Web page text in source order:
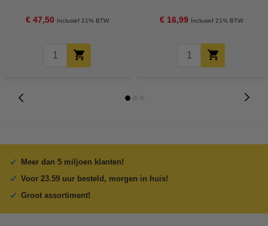
123schoon
€ 47,50 Inclusief 21% BTW € 16,99 Inclusief 21% BTW
Meer dan 5 miljoen klanten!
Voor 23.59 uur besteld, morgen in huis!
Groot assortiment!